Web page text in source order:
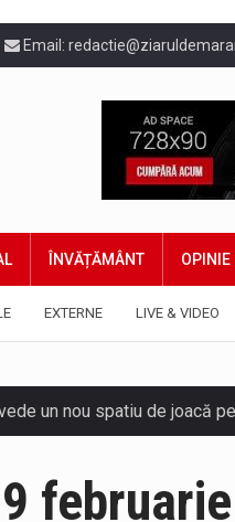
Email:
ÎNVĂȚĂMÂNT OPINIE
EXTERNE LIVE & VIDEO
Ciornei, critică modul în